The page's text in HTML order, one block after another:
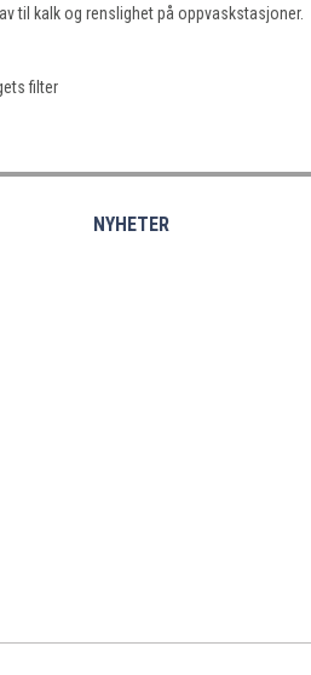
til kalk og renslighet på oppvaskstasjoner.
filter
NYHETER